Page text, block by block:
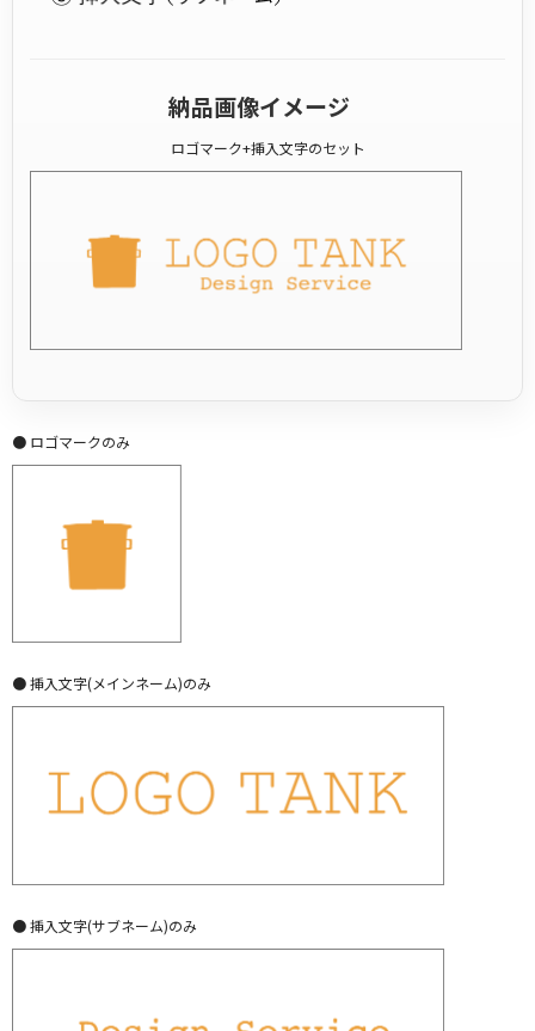
納品画像イメージ
ロゴマーク+挿入文字のセット
● ロゴマークのみ
● 挿入文字(メインネーム)のみ
● 挿入文字(サブネーム)のみ